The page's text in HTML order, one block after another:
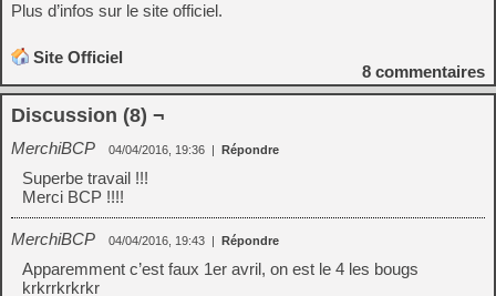
Plus d’infos sur le site officiel.
Site Officiel
8 commentaires
Discussion (8) ¬
MerchiBCP 04/04/2016, 19:36 | Répondre
Superbe travail !!!
Merci BCP !!!!
MerchiBCP 04/04/2016, 19:43 | Répondre
Apparemment c’est faux 1er avril, on est le 4 les bougs
krkrrkrkrkr